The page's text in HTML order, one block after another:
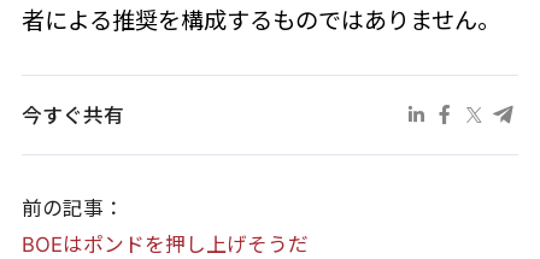
者による推奨を構成するものではありません。
今すぐ共有
前の記事：
BOEはポンドを押し上げそうだ